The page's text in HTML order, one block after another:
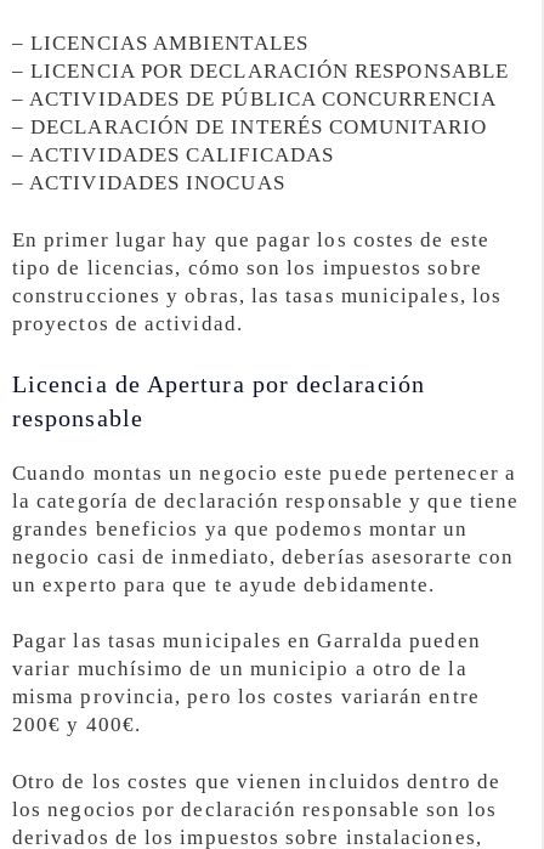
– LICENCIAS AMBIENTALES
– LICENCIA POR DECLARACIÓN RESPONSABLE
– ACTIVIDADES DE PÚBLICA CONCURRENCIA
– DECLARACIÓN DE INTERÉS COMUNITARIO
– ACTIVIDADES CALIFICADAS
– ACTIVIDADES INOCUAS
En primer lugar hay que pagar los costes de este
tipo de licencias, cómo son los impuestos sobre
construcciones y obras, las tasas municipales, los
proyectos de actividad.
Licencia de Apertura por declaración
responsable
Cuando montas un negocio este puede pertenecer a
la categoría de declaración responsable y que tiene
grandes beneficios ya que podemos montar un
negocio casi de inmediato, deberías asesorarte con
un experto para que te ayude debidamente.
Pagar las tasas municipales en Garralda pueden
variar muchísimo de un municipio a otro de la
misma provincia, pero los costes variarán entre
200€ y 400€.
Otro de los costes que vienen incluidos dentro de
los negocios por declaración responsable son los
derivados de los impuestos sobre instalaciones,